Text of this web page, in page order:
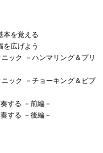
本を覚える
を広げよう
ック －ハンマリング＆プリ
ック －チョーキング＆ビブ
する －前編－
する －後編－